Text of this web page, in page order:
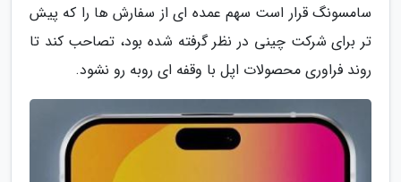
سامسونگ قرار است سهم عمده ای از سفارش ها را که پیش
تر برای شرکت چینی در نظر گرفته شده بود، تصاحب کند تا
روند فراوری محصولات اپل با وقفه ای روبه رو نشود.